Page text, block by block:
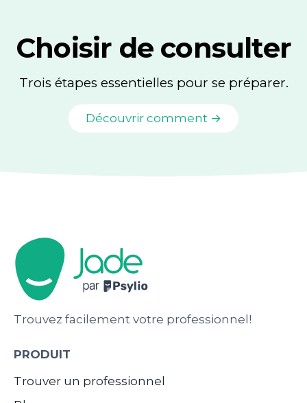
Choisir de consulter
Trois étapes essentielles pour se préparer.
Découvrir comment →
Trouvez facilement votre professionnel!
PRODUIT
Trouver un professionnel